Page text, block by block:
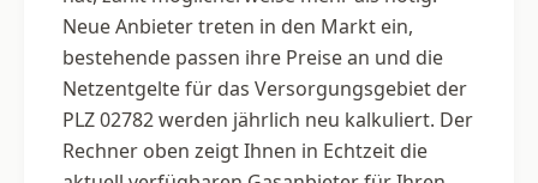
Neue Anbieter treten in den Markt ein,
bestehende passen ihre Preise an und die
Netzentgelte für das Versorgungsgebiet der
PLZ 02782 werden jährlich neu kalkuliert. Der
Rechner oben zeigt Ihnen in Echtzeit die